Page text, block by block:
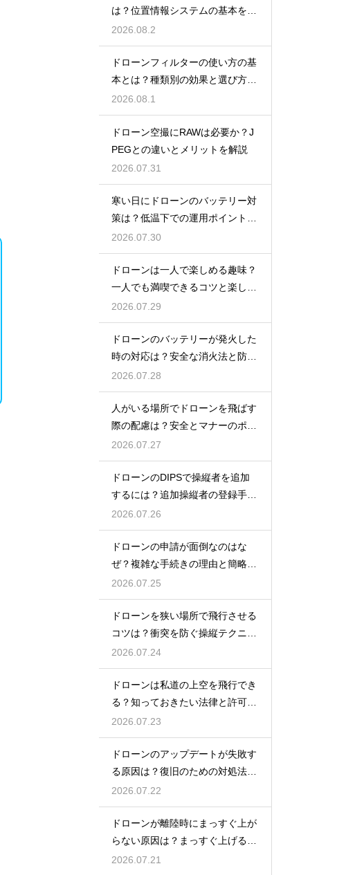
は？位置情報システムの基本を解
説
2026.08.2
ドローンフィルターの使い方の基
本とは？種類別の効果と選び方を
解説
2026.08.1
ドローン空撮にRAWは必要か？J
PEGとの違いとメリットを解説
2026.07.31
寒い日にドローンのバッテリー対
策は？低温下での運用ポイントと
注意点
2026.07.30
ドローンは一人で楽しめる趣味？
一人でも満喫できるコツと楽しみ
方
2026.07.29
ドローンのバッテリーが発火した
時の対応は？安全な消火法と防止
策を解説
2026.07.28
人がいる場所でドローンを飛ばす
際の配慮は？安全とマナーのポイ
ント
2026.07.27
ドローンのDIPSで操縦者を追加
するには？追加操縦者の登録手順
を解説
2026.07.26
ドローンの申請が面倒なのはな
ぜ？複雑な手続きの理由と簡略化
の動向
2026.07.25
ドローンを狭い場所で飛行させる
コツは？衝突を防ぐ操縦テクニッ
クを解説
2026.07.24
ドローンは私道の上空を飛行でき
る？知っておきたい法律と許可の
ルール
2026.07.23
ドローンのアップデートが失敗す
る原因は？復旧のための対処法を
解説
2026.07.22
ドローンが離陸時にまっすぐ上が
らない原因は？まっすぐ上げるた
めのコツを解説
2026.07.21